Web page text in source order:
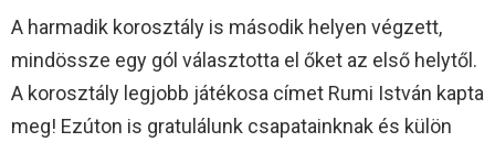
A harmadik korosztály is második helyen végzett,
mindössze egy gól választotta el őket az első helytől.
A korosztály legjobb játékosa címet Rumi István kapta
meg! Ezúton is gratulálunk csapatainknak és külön